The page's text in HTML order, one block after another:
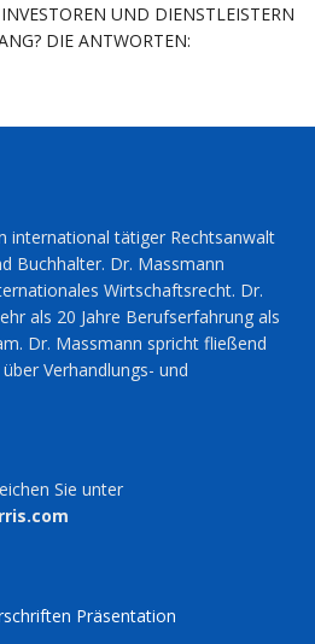
UND DIENSTLEISTERN
DIE ANTWORTEN:
international tätiger Rechtsanwalt
Buchhalter. Dr. Massmann
Wirtschaftsrecht. Dr.
als 20 Jahre Berufserfahrung als
Dr. Massmann spricht fließend
Verhandlungs- und
Sie unter
Präsentation